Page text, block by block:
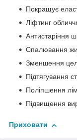
Покращує
Ліфтинг
Антистаріння
Спалювання
Зменшення
Підтягування
Поліпшення
Підвищення
Приховати